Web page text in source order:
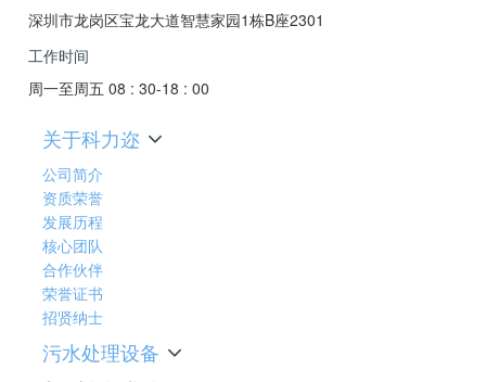
深圳市龙岗区宝龙大道智慧家园1栋B座2301
工作时间
周一至周五 08 : 30-18 : 00
关于科力迩
公司简介
资质荣誉
发展历程
核心团队
合作伙伴
荣誉证书
招贤纳士
污水处理设备